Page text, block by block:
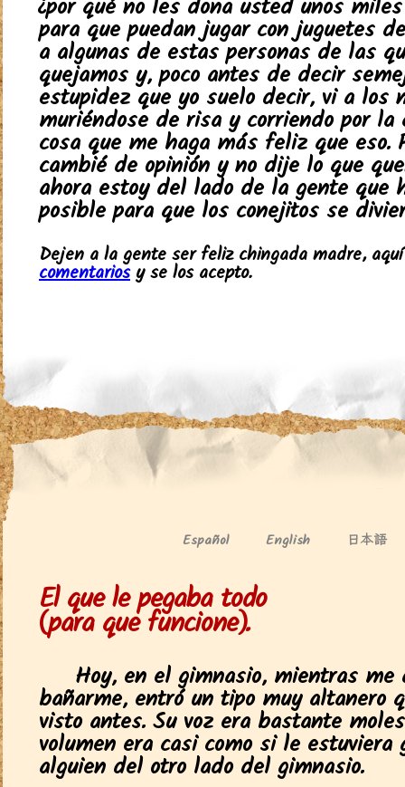
¿por qué no les dona usted unos
para que puedan jugar con juguetes
a algunas de estas personas de las
quejamos y, poco antes de decir
estupidez que yo suelo decir, vi a los
muriéndose de risa y corriendo por la
cosa que me haga más feliz que eso.
cambié de opinión y no dije lo que
ahora estoy del lado de la gente que
posible para que los conejitos se
Dejen a la gente ser feliz chingada madre,
comentariosy se los acepto.
Español English 日本語
El que le pegaba todo
(para que funcione).
Hoy, en el gimnasio, mientras me
bañarme, entró un tipo muy altanero
visto antes. Su voz era bastante
volumen era casi como si le estuviera
alguien del otro lado del gimnasio.